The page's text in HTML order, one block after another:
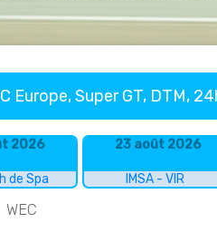
Europe, Super GT, DTM,
2026
de Spa
23 août 2026
IMSA - VIR
WEC